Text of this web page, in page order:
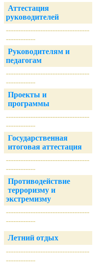
Аттестация
руководителей
----------------------------------
------------
Руководителям и
педагогам
----------------------------------
------------
Проекты и
программы
----------------------------------
------------
Государственная
итоговая аттестация
----------------------------------
------------
Противодействие
терроризму и
экстремизму
----------------------------------
------------
Летний отдых
----------------------------------
------------